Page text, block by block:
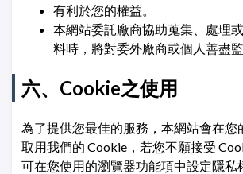
有利於您的權益。
本網站委託廠商協助蒐集、處理
料時，將對委外廠商或個人善盡監
六、Cookie之使用
為了提供您最佳的服務，本網站會在您
取用我們的 Cookie，若您不願接受
可在您使用的瀏覽器功能項中設定隱私